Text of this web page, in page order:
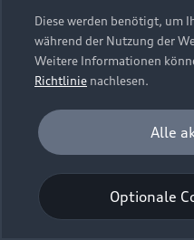
Bordbuch &
Verträge kündigen
Vertrag widerrufen
Audi erleben
Newsletter
Cookie-Richtlinie
Digital Services Act
EU
Embleme am Fahrzeug
Webseite kann abweichen.
Diese werden benötigt, um
während der Nutzung der
Weitere Informationen
Richtlinie nachlesen.
Analyse und Statistik
Performance Cookies
darüber, wie unsere
Anzahl der Besuche,
werden zur Optimierung
Optionale
Alle